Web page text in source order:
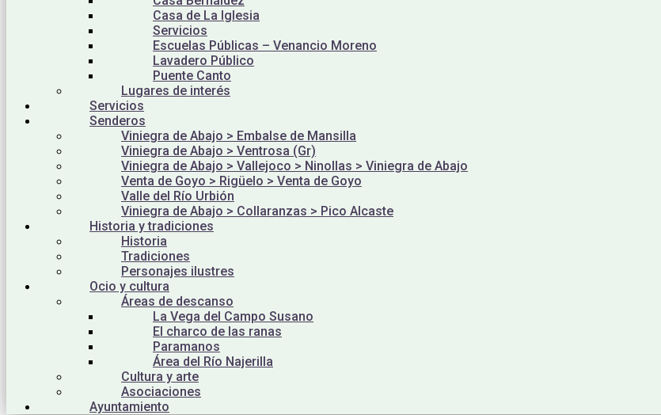
Casa de La Iglesia
Servicios
Escuelas Públicas – Venancio Moreno
Lavadero Público
Puente Canto
Lugares de interés
Servicios
Senderos
Viniegra de Abajo > Embalse de Mansilla
Viniegra de Abajo > Ventrosa (Gr)
Viniegra de Abajo > Vallejoco > Ninollas > Viniegra de Abajo
Venta de Goyo > Rigüelo > Venta de Goyo
Valle del Río Urbión
Viniegra de Abajo > Collaranzas > Pico Alcaste
Historia y tradiciones
Historia
Tradiciones
Personajes ilustres
Ocio y cultura
Áreas de descanso
La Vega del Campo Susano
El charco de las ranas
Paramanos
Área del Río Najerilla
Cultura y arte
Asociaciones
Ayuntamiento